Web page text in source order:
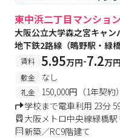
#新築 #食事付き
東中浜二丁目マンショ
大阪公立大学森之宮キャ
地下鉄2路線（鴫野駅・緑
賃料 5.95万円-7.2万円
敷金 なし
礼金
150,000円（1年契
学校まで電車利用 23分
大阪メトロ中央線緑橋駅
新築／RC9階建て